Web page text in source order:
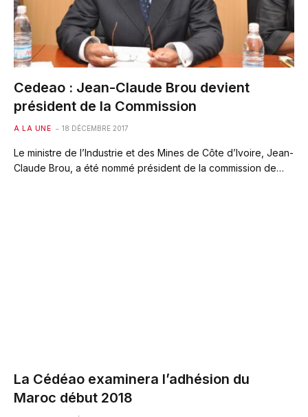
Cedeao : Jean-Claude Brou devient
président de la Commission
A LA UNE 18 DÉCEMBRE 2017
Le ministre de l’Industrie et des Mines de Côte d’Ivoire, Jean-
Claude Brou, a été nommé président de la commission de…
La Cédéao examinera l’adhésion du
Maroc début 2018